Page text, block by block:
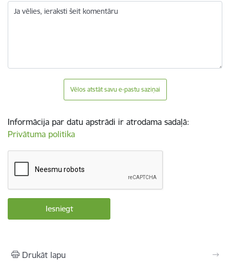
Ja vēlies, ieraksti šeit komentāru
Vēlos atstāt savu e-pastu saziņai
Informācija par datu apstrādi ir atrodama sadaļā:
Privātuma politika
Drukāt lapu